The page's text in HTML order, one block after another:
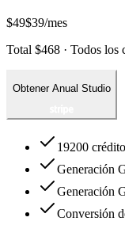
$49$39/mes
Total $468 · Todos los
Obtener Anual Studio
19200
Generación
Generación
Conversión